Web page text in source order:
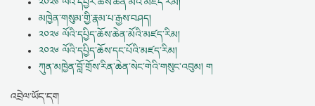
མཁྱེན་གསུམ་གྱི་རྣམ་པ་རྒྱས་བཤད།
༢༠༢༦ ལོའི་དཔྱིད་ཆོས་ཆེན་མོའི་མཛད་རིམ།
༢༠༢༦ ལོའི་དཔྱིད་ཆོས་དང་པོའི་མཛད་རིམ།
ཀུན་མཁྱེན་བློ་གྲོས་རིན་ཆེན་སེང་གེའི་གསུང་འབུམ། ག
འབྲེལ་ཡོད་དག